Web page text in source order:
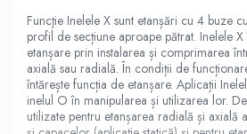
Funcţie Inelele X sunt etanșări cu 4 buze
profil de secțiune aproape pătrat. Inelele
etanșare prin instalarea și comprimarea
axială sau radială. În condiții de
întărește funcția de etanșare. Aplicații
inelul O în manipularea și utilizarea lor.
utilizate pentru etanșarea radială și axială